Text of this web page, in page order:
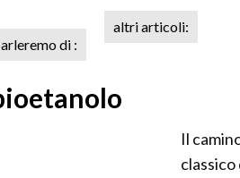
di :
altri articoli:
Il